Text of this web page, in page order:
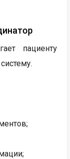
пациенту